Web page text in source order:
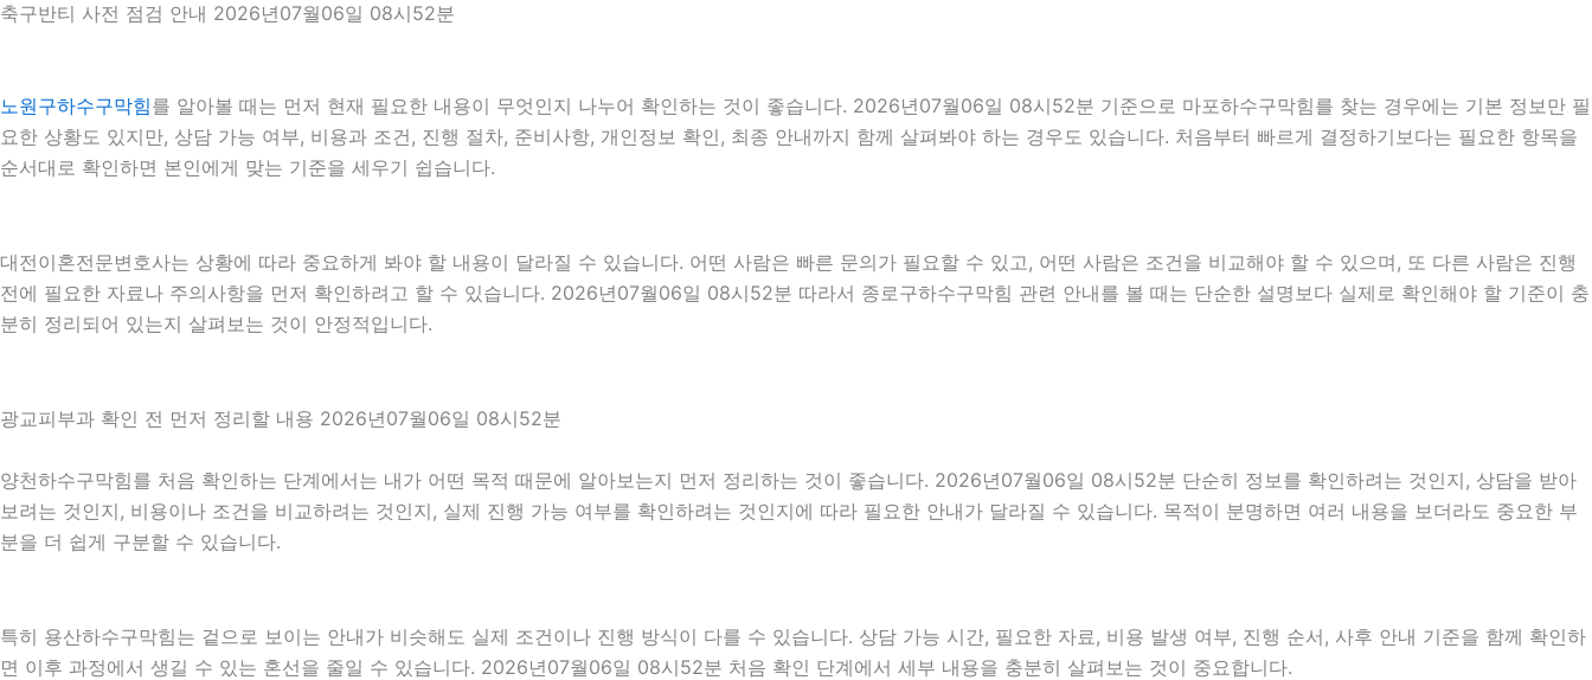
축구반티 사전 점검 안내 2026년07월06일 08시52분
노원구하수구막힘를 알아볼 때는 먼저 현재 필요한 내용이 무엇인지 나누어 확인하는 것이 좋습니다. 2026년07월06일 08시52분 기준으로 마포하수구막힘를 찾는 경우에는 기본 정보만 필
요한 상황도 있지만, 상담 가능 여부, 비용과 조건, 진행 절차, 준비사항, 개인정보 확인, 최종 안내까지 함께 살펴봐야 하는 경우도 있습니다. 처음부터 빠르게 결정하기보다는 필요한 항목을
순서대로 확인하면 본인에게 맞는 기준을 세우기 쉽습니다.
대전이혼전문변호사는 상황에 따라 중요하게 봐야 할 내용이 달라질 수 있습니다. 어떤 사람은 빠른 문의가 필요할 수 있고, 어떤 사람은 조건을 비교해야 할 수 있으며, 또 다른 사람은 진행
전에 필요한 자료나 주의사항을 먼저 확인하려고 할 수 있습니다. 2026년07월06일 08시52분 따라서 종로구하수구막힘 관련 안내를 볼 때는 단순한 설명보다 실제로 확인해야 할 기준이 충
분히 정리되어 있는지 살펴보는 것이 안정적입니다.
광교피부과 확인 전 먼저 정리할 내용 2026년07월06일 08시52분
양천하수구막힘를 처음 확인하는 단계에서는 내가 어떤 목적 때문에 알아보는지 먼저 정리하는 것이 좋습니다. 2026년07월06일 08시52분 단순히 정보를 확인하려는 것인지, 상담을 받아
보려는 것인지, 비용이나 조건을 비교하려는 것인지, 실제 진행 가능 여부를 확인하려는 것인지에 따라 필요한 안내가 달라질 수 있습니다. 목적이 분명하면 여러 내용을 보더라도 중요한 부
분을 더 쉽게 구분할 수 있습니다.
특히 용산하수구막힘는 겉으로 보이는 안내가 비슷해도 실제 조건이나 진행 방식이 다를 수 있습니다. 상담 가능 시간, 필요한 자료, 비용 발생 여부, 진행 순서, 사후 안내 기준을 함께 확인하
면 이후 과정에서 생길 수 있는 혼선을 줄일 수 있습니다. 2026년07월06일 08시52분 처음 확인 단계에서 세부 내용을 충분히 살펴보는 것이 중요합니다.